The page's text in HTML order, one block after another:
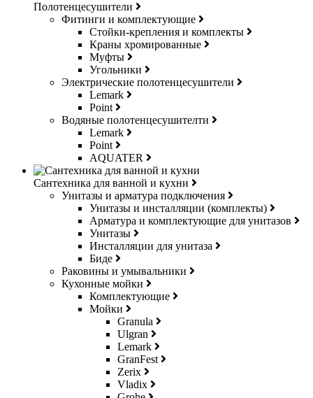
Полотенцесушители
Фитинги и комплектующие
Стойки-крепления и комплекты
Краны хромированные
Муфты
Угольники
Электрические полотенцесушители
Lemark
Point
Водяные полотенцесушителти
Lemark
Point
AQUATER
Сантехника для ванной и кухни
Унитазы и арматура подключения
Унитазы и инсталляции (комплекты)
Арматура и комплектующие для унитазов
Унитазы
Инсталляции для унитаза
Биде
Раковины и умывальники
Кухонные мойки
Комплектующие
Мойки
Granula
Ulgran
Lemark
GranFest
Zerix
Vladix